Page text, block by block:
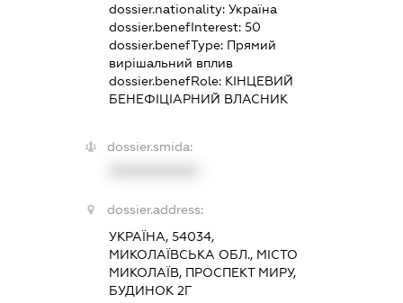
dossier.nationality:Україна
dossier.benefInterest:50
dossier.benefType: Прямий
вирішальний вплив
dossier.benefRole: КІНЦЕВИЙ
БЕНЕФІЦІАРНИЙ ВЛАСНИК
dossier.smida:
dossier.address:
УКРАЇНА, 54034,
МИКОЛАЇВСЬКА ОБЛ., МІСТО
МИКОЛАЇВ, ПРОСПЕКТ МИРУ,
БУДИНОК 2Г